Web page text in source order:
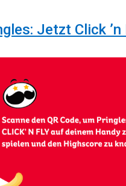
Jetzt Click